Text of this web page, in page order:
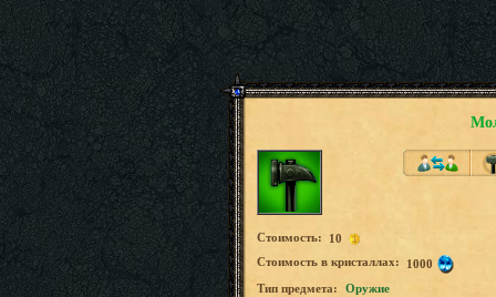
Стоимость:
10
Стоимость в кристаллах:
1000
Tип предмета:
Оружие